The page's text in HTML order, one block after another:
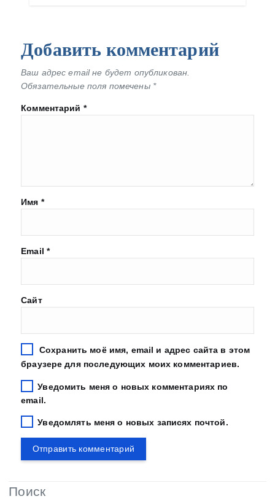
Добавить комментарий
Ваш адрес email не будет опубликован.
Обязательные поля помечены *
Комментарий *
Имя *
Email *
Сайт
Сохранить моё имя, email и адрес сайта в этом
браузере для последующих моих комментариев.
Уведомить меня о новых комментариях по
email.
Уведомлять меня о новых записях почтой.
Поиск